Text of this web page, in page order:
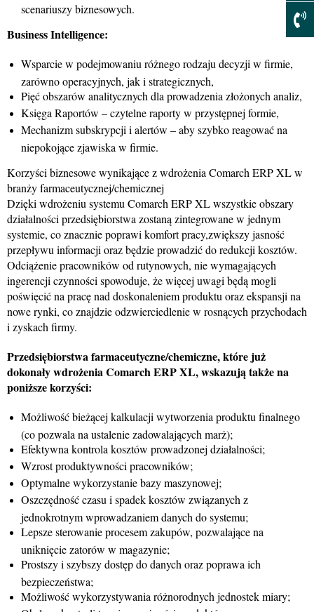
scenariuszy biznesowych.
Business Intelligence:
Wsparcie w podejmowaniu różnego rodzaju decyzji w firmie,
zarówno operacyjnych, jak i strategicznych,
Pięć obszarów analitycznych dla prowadzenia złożonych analiz,
Księga Raportów – czytelne raporty w przystępnej formie,
Mechanizm subskrypcji i alertów – aby szybko reagować na
niepokojące zjawiska w firmie.
Korzyści biznesowe wynikające z wdrożenia Comarch ERP XL w
branży farmaceutycznej/chemicznej
Dzięki wdrożeniu systemu Comarch ERP XL wszystkie obszary
działalności przedsiębiorstwa zostaną zintegrowane w jednym
systemie, co znacznie poprawi komfort pracy,zwiększy jasność
przepływu informacji oraz będzie prowadzić do redukcji kosztów.
Odciążenie pracowników od rutynowych, nie wymagających
ingerencji czynności spowoduje, że więcej uwagi będą mogli
poświęcić na pracę nad doskonaleniem produktu oraz ekspansji na
nowe rynki, co znajdzie odzwierciedlenie w rosnących przychodach
i zyskach firmy.
Przedsiębiorstwa farmaceutyczne/chemiczne, które już
dokonały wdrożenia Comarch ERP XL, wskazują także na
poniższe korzyści:
Możliwość bieżącej kalkulacji wytworzenia produktu finalnego
(co pozwala na ustalenie zadowalających marż);
Efektywna kontrola kosztów prowadzonej działalności;
Wzrost produktywności pracowników;
Optymalne wykorzystanie bazy maszynowej;
Oszczędność czasu i spadek kosztów związanych z
jednokrotnym wprowadzaniem danych do systemu;
Lepsze sterowanie procesem zakupów, pozwalające na
uniknięcie zatorów w magazynie;
Prostszy i szybszy dostęp do danych oraz poprawa ich
bezpieczeństwa;
Możliwość wykorzystywania różnorodnych jednostek miary;